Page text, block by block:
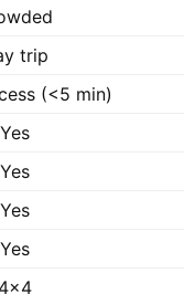
trip
(<5 min)
Yes
Yes
Yes
Yes
4x4